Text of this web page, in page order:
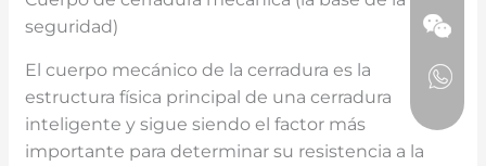
seguridad)
El cuerpo mecánico de la cerradura es la
estructura física principal de una cerradura
inteligente y sigue siendo el factor más
importante para determinar su resistencia a la